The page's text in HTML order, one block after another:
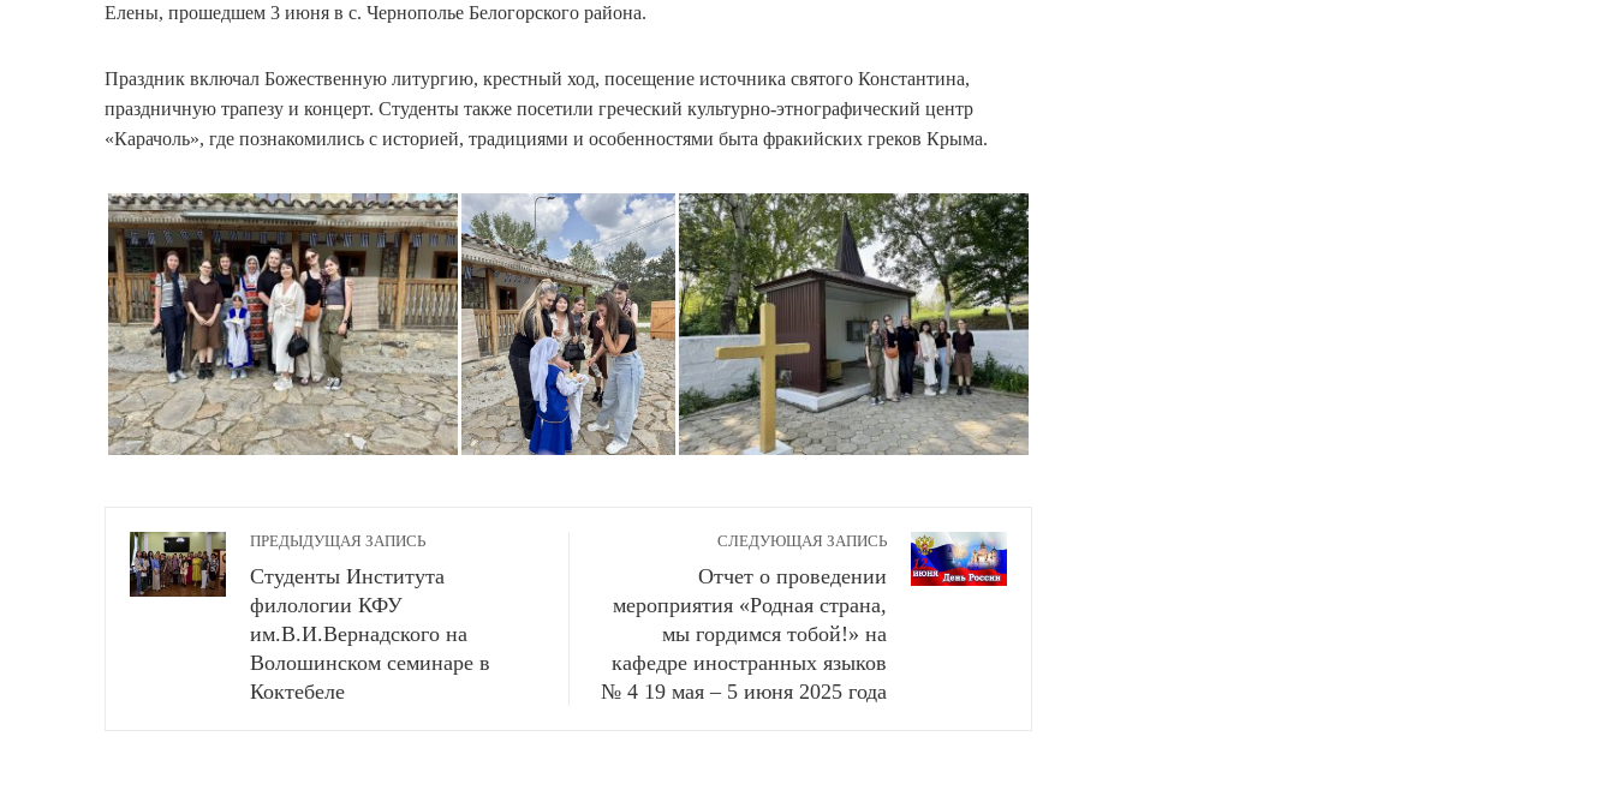
Елены, прошедшем 3 июня в с. Чернополье Белогорского района.
Праздник включал Божественную литургию, крестный ход, посещение источника святого Константина,
праздничную трапезу и концерт. Студенты также посетили греческий культурно-этнографический центр
«Карачоль», где познакомились с историей, традициями и особенностями быта фракийских греков Крыма.
ПРЕДЫДУЩАЯ ЗАПИСЬ
Студенты Института
филологии КФУ
им.В.И.Вернадского на
Волошинском семинаре в
Коктебеле
СЛЕДУЮЩАЯ ЗАПИСЬ
Отчет о проведении
мероприятия «Родная страна,
мы гордимся тобой!» на
кафедре иностранных языков
№ 4 19 мая – 5 июня 2025 года